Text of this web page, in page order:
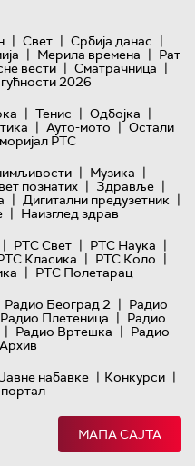
| Свет | Србија данас |
| Мерила времена | Рат
вести | Сматрачница |
2026
| Тенис | Одбојка |
| Ауто-мото | Остали
РТС
| Музика |
познатих | Здравље |
| Дигитални предузетник |
| Наизглед здрав
| РТС Свет | РТС Наука |
Класика | РТС Коло |
| РТС Полетарац
Радио Београд 2 | Радио
Радио Плетеница | Радио
| Радио Вртешка | Радио
Архив
Јавне набавке | Конкурси |
МАПА САЈТА